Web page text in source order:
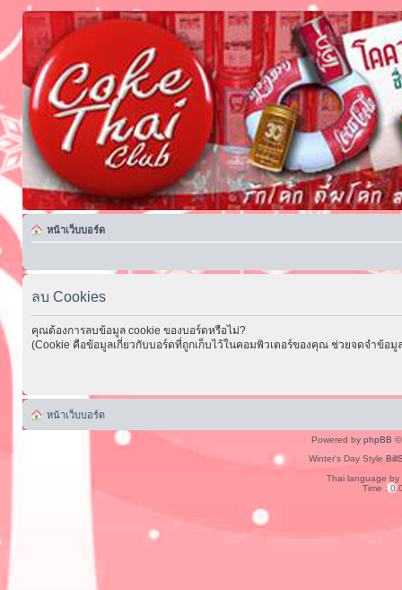
หน้าเว็บบอร์ด
ลบ Cookies
คุณต้องการลบข้อมูล cookie ของบอร์ดหรือไม่?
(Cookie คือข้อมูลเกี่ยวกับบอร์ดที่ถูกเก็บไว้ในคอมพิวเตอร์ของคุณ ช่วยจดจำข้อมู
หน้าเว็บบอร์ด
Powered by phpBB ©
Winter's Day Style
Thai language by
Time :